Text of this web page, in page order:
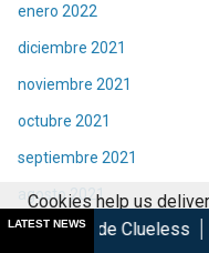
enero 2022
diciembre 2021
noviembre 2021
octubre 2021
septiembre 2021
agosto 2021
julio 2021
LATEST NEWSSr. González
Cookies help us
services, you agree to